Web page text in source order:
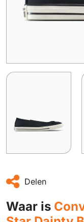
Delen
Waar is